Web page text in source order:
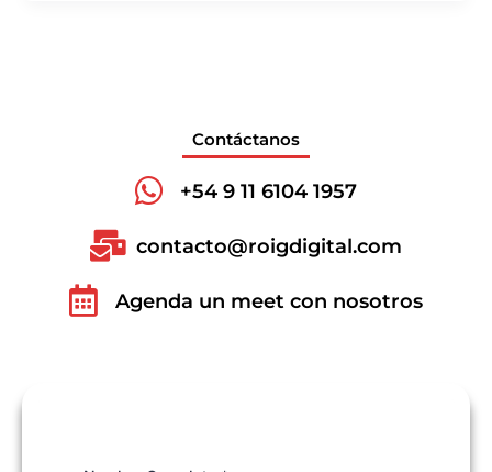
Contáctanos
+54 9 11 6104 1957
contacto@roigdigital.com
Agenda un meet con nosotros